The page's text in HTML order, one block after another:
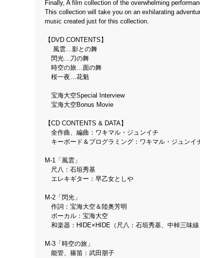
Finally, A film collection of the overwhelming
This collection will take you on an exhilarating
music created just for this collection.
【DVD CONTENTS】
風雲…影との舞
閃光…刀の舞
時空の旅…面の舞
桜一夜…花魁
宝海大空Special Interview
宝海大空Bonus Movie
【CD CONTENTS & DATA】
全作曲、編曲：ワキマル・ジュンイチ
キーボード＆プログラミング：ワキマル・ジュンイ
M-1「風雲」
尺八：石垣秀基
エレキギター：早乙女としや
M-2「閃光」
作詞：宝海大空＆陸奥芳明
ボーカル：宝海大空
和楽器：HIDE×HIDE（尺八：石垣秀基、中棹三味線
M-3「時空の旅」
能管、篠笛：武田朋子